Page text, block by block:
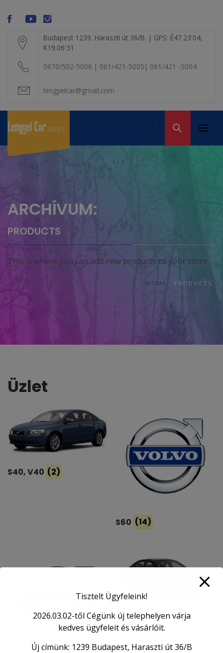
Budapest 1239. Haraszti út 36/B. | GPS: É47.23'04,
K19.06'31
0670/502-5006 | 061/421-5005| 061/421 -5004
lengyelcar@gmail.com
LENGYEL CAR
IMPEX KFT. – A
Menu
ARCHÍVUM:
PRODUCTS
This is where you can add new products to your store.
HOME PRODUCTS
Üzlet
S40, V40 (2)
S60 (14)
S80(2)
Tisztelt Ügyfeleink!
2026.03.02-től Cégünk új telephelyen várja
kedves ügyfeleit és vásárlóit.
Új címünk: 1239 Budapest, Haraszti út 36/B